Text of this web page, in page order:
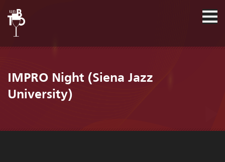
IMPRO Night (Siena Jazz
University)